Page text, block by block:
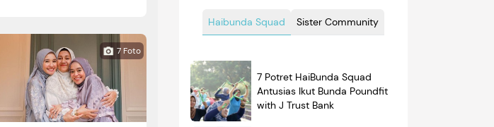
7 Foto
Haibunda Squad Sister Community
7 Potret HaiBunda Squad
Antusias Ikut Bunda Poundfit
with J Trust Bank